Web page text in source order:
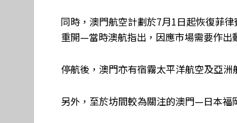
同時，澳門航空計劃於7月1日起恢復菲
重開—當時澳航指出，因應市場需要作出
停航後，澳門亦有宿霧太平洋航空及亞
另外，至於坊間較為關注的澳門—日本福